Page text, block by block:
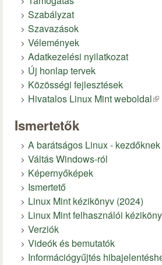
Szabályzat
Szavazások
Vélemények
Adatkezelési nyilatkozat
Új honlap tervek
Közösségi fejlesztések
Hivatalos Linux Mint weboldal
Ismertetők
A barátságos Linux - kezdőknek
Váltás Windows-ról
Képernyőképek
Ismertető
Linux Mint kézikönyv (2024)
Linux Mint felhasználói
Verziók
Videók és bemutatók
Információgyűjtés